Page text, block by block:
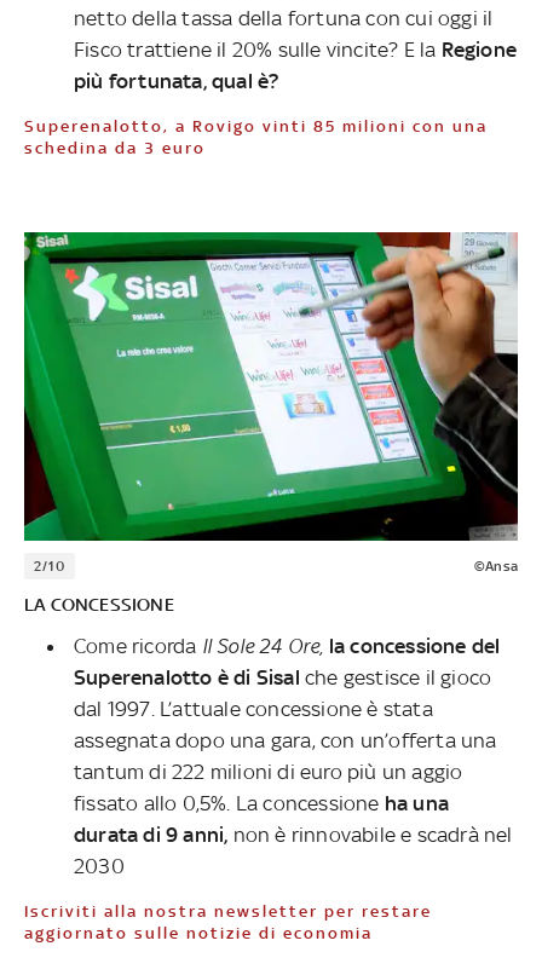
netto della tassa della fortuna con cui oggi il
Fisco trattiene il 20% sulle vincite? E la Regione
più fortunata, qual è?
Superenalotto, a Rovigo vinti 85 milioni con una
schedina da 3 euro
2/10 ©Ansa
LA CONCESSIONE
Come ricorda Il Sole 24 Ore, la concessione del
Superenalotto è di Sisal che gestisce il gioco
dal 1997. L’attuale concessione è stata
assegnata dopo una gara, con un’offerta una
tantum di 222 milioni di euro più un aggio
fissato allo 0,5%. La concessione ha una
durata di 9 anni, non è rinnovabile e scadrà nel
2030
Iscriviti alla nostra newsletter per restare
aggiornato sulle notizie di economia